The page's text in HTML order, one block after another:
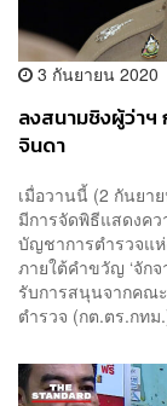
3 กันยายน 2020
ลงสนามชิงผู้ว่า
จินดา
เมื่อวานนี้ (2 กันยา
มีการจัดพิธีแสดงค
บัญชาการตำรวจแ
ภายใต้คำขวัญ ‘จักจ
รับการสนุนจากคณ
ตำรวจ (กต.ตร.กท